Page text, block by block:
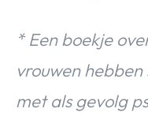
* Een boekje
vrouwen
met als gevolg